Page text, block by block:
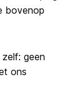
bovenop
geen
ons